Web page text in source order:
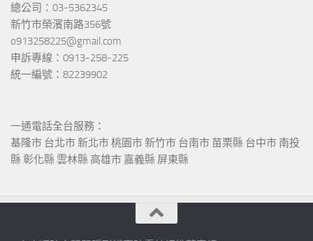
總公司：03-5362345
新竹市榮濱南路356號
o913258225@gmail.com
申訴專線：0913-258-225
統一編號：82239902
一通電話全台服務：
基隆市 台北市 新北市 桃園市 新竹市 台南市 苗栗縣 台中市 南投
縣 彰化縣 雲林縣 高雄市 嘉義縣 屏東縣